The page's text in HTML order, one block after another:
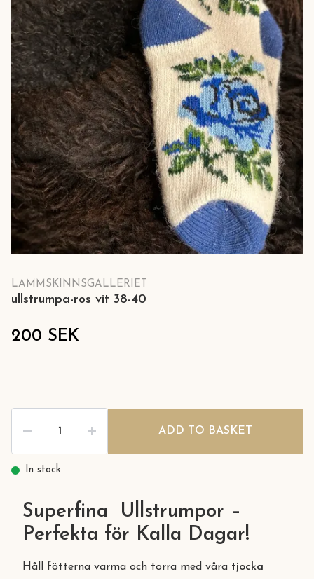
LAMMSKINNSGALLERIET
ullstrumpa-ros vit 38-40
200 SEK
ADD TO BASKET
In stock
Superfina Ullstrumpor –
Perfekta för Kalla Dagar!
Håll fötterna varma och torra med våra tjocka